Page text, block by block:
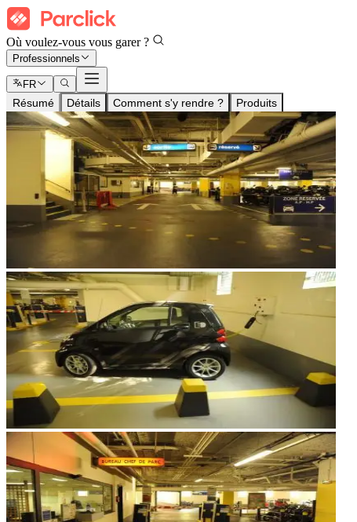
Où voulez-vous vous garer ?
Professionnels
FR
Résumé Détails Comment s'y rendre ? Produits